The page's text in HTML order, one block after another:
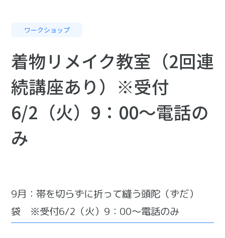
ワークショップ
着物リメイク教室（2回連
続講座あり）※受付
6/2（火）9：00～電話の
み
9月：帯を切らずに折って縫う頭陀（ずだ）
袋 ※受付6/2（火）9：00～電話のみ